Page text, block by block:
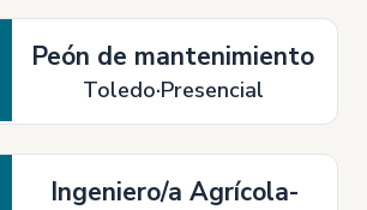
Peón de mantenimiento
Toledo Presencial
Ingeniero/a Agrícola-